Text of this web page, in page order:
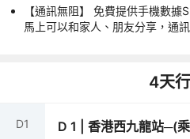
【通訊無阻】 免費提供手機數
馬上可以和家人、朋友分享，通
4天
D1 D1 |香港西九龍站─(